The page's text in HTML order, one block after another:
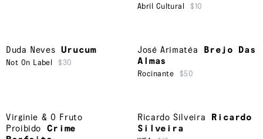
Abril Cultural $10
Duda Neves Urucum
Not On Label $30
José Arimatéa
Brejo Das
Almas
Rocinante $50
Virginie & O Fruto
Proibido
Crime
Ricardo Silveira
Ricardo
Silveira